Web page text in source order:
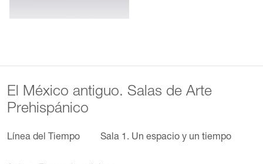
El México antiguo. Salas de Arte
Prehispánico
Línea del Tiempo Sala 1. Un espacio y un tiempo